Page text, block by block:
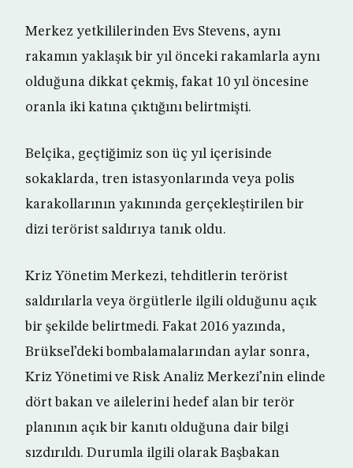
Merkez yetkililerinden Evs Stevens, aynı
rakamın yaklaşık bir yıl önceki rakamlarla aynı
olduğuna dikkat çekmiş, fakat 10 yıl öncesine
oranla iki katına çıktığını belirtmişti.
Belçika, geçtiğimiz son üç yıl içerisinde
sokaklarda, tren istasyonlarında veya polis
karakollarının yakınında gerçekleştirilen bir
dizi terörist saldırıya tanık oldu.
Kriz Yönetim Merkezi, tehditlerin terörist
saldırılarla veya örgütlerle ilgili olduğunu açık
bir şekilde belirtmedi. Fakat 2016 yazında,
Brüksel’deki bombalamalarından aylar sonra,
Kriz Yönetimi ve Risk Analiz Merkezi’nin elinde
dört bakan ve ailelerini hedef alan bir terör
planının açık bir kanıtı olduğuna dair bilgi
sızdırıldı. Durumla ilgili olarak Başbakan